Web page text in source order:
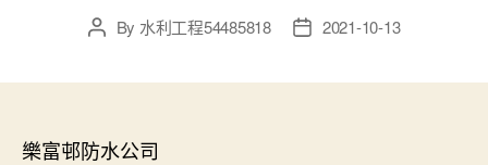
PostBy 水利工程54485818
Post2021-10-13
樂富邨防水公司